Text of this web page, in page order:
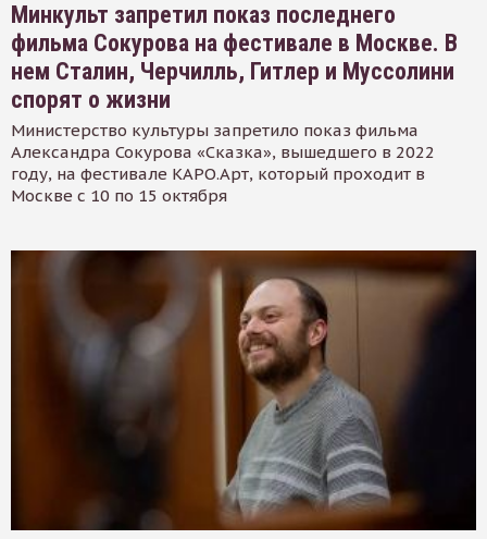
Минкульт запретил показ последнего
фильма Сокурова на фестивале в Москве. В
нем Сталин, Черчилль, Гитлер и Муссолини
спорят о жизни
Министерство культуры запретило показ фильма
Александра Сокурова «Сказка», вышедшего в 2022
году, на фестивале КАРО.Арт, который проходит в
Москве с 10 по 15 октября